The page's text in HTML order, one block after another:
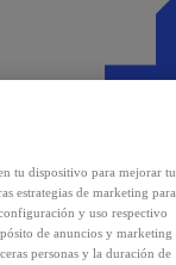
tu dispositivo para mejorar tu
estrategias de marketing para
configuración y uso respectivo
de anuncios y marketing
personas y la duración de